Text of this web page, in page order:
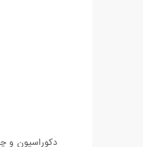
دکوراسیون و